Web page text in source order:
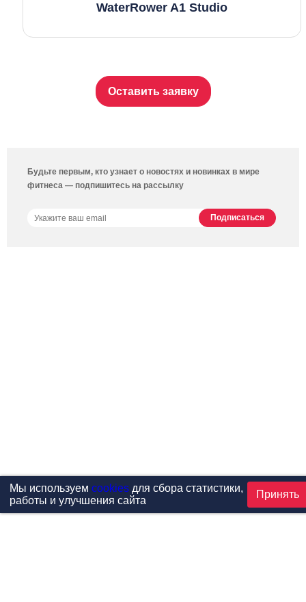
WaterRower A1 Studio
Оставить заявку
Будьте первым, кто узнает о новостях и новинках в мире
фитнеса — подпишитесь на рассылку
Мы используем cookiesдля сбора статистики,
работы и улучшения сайта
Принять